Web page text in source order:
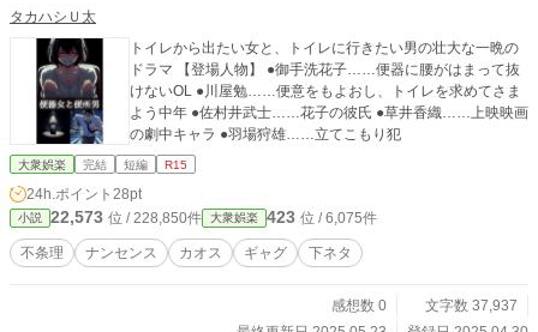
タカハシＵ太
トイレから出たい女と、トイレに行きたい男の壮大な一晩の
ドラマ 【登場人物】 ●御手洗花子……便器に腰がはまって抜
けないOL ●川屋勉……便意をもよおし、トイレを求めてさま
よう中年 ●佐村井武士……花子の彼氏 ●草井香織……上映映画
の劇中キャラ ●羽場狩雄……立てこもり犯
大衆娯楽 完結 短編 R15
24h.ポイント 28pt
小説 22,573 位 / 228,850件 大衆娯楽 423 位 / 6,075件
不条理 ナンセンス カオス ギャグ 下ネタ
感想数 0
文字数 37,937